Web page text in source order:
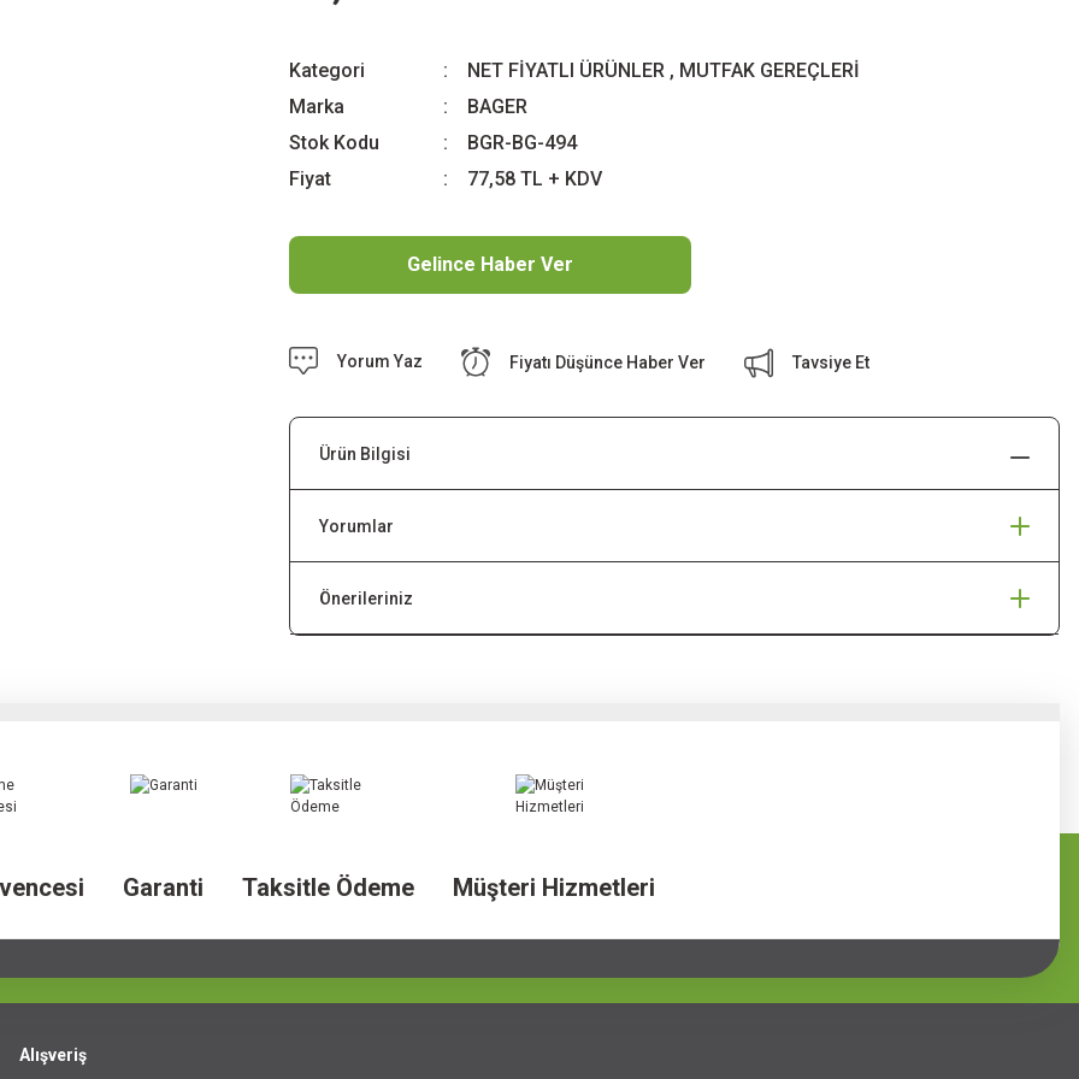
Kategori NET FİYATLI ÜRÜNLER , MUTFAK GEREÇLERİ
Marka
BAGER
Stok Kodu
BGR-BG-494
Fiyat
77,58 TL + KDV
Gelince Haber Ver
Yorum Yaz Fiyatı Düşünce Haber Ver Tavsiye Et
Ürün Bilgisi
Yorumlar
Önerileriniz
Garanti Taksitle Ödeme Müşteri Hizmetleri
Alışveriş